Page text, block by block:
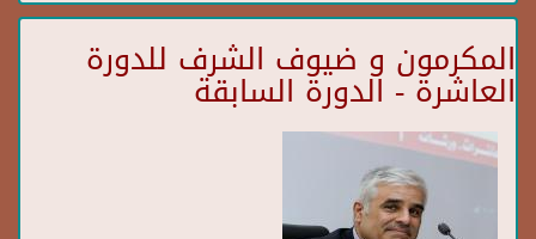
المكرمون و ضيوف الشرف للدورة
العاشرة - الدورة السابقة